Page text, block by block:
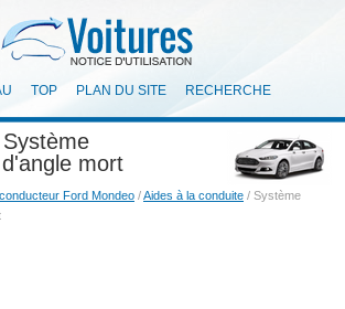
TOP PLAN DU SITE RECHERCHE
mort
Ford Mondeo /Aides à la conduite / Système